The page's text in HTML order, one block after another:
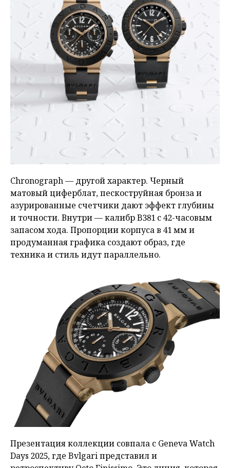
Chronograph — другой характер. Черный
матовый циферблат, пескоструйная бронза и
азурированные счетчики дают эффект глубины
и точности. Внутри — калибр B381 с 42-часовым
запасом хода. Пропорции корпуса в 41 мм и
продуманная графика создают образ, где
техника и стиль идут параллельно.
Презентация коллекции совпала с Geneva Watch
Days 2025, где Bvlgari представил и